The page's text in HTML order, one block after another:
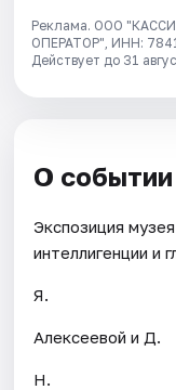
Реклама. ООО
ОПЕРАТОР", ИНН:
Действует до 31
О событии
Экспозиция
интеллигенции и
Я.
Алексеевой и Д.
Н.